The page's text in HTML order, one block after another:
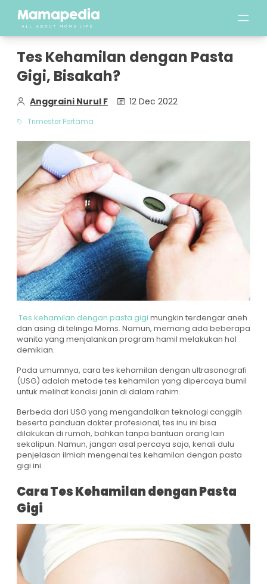
Tes Kehamilan dengan Pasta
Gigi, Bisakah?
Anggraini Nurul F 12 Dec 2022
Trimester Pertama
Tes kehamilan dengan pasta gigi mungkin terdengar aneh
dan asing di telinga Moms. Namun, memang ada beberapa
wanita yang menjalankan program hamil melakukan hal
demikian.
Pada umumnya, cara tes kehamilan dengan ultrasonografi
(USG) adalah metode tes kehamilan yang dipercaya bumil
untuk melihat kondisi janin di dalam rahim.
Berbeda dari USG yang mengandalkan teknologi canggih
beserta panduan dokter profesional, tes inu ini bisa
dilakukan di rumah, bahkan tanpa bantuan orang lain
sekalipun. Namun, jangan asal percaya saja, kenali dulu
penjelasan ilmiah mengenai tes kehamilan dengan pasta
gigi ini.
Cara Tes Kehamilan dengan Pasta
Gigi